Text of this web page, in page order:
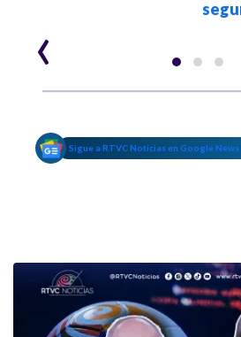
‹
Sigue a RTVC Noticias en Google